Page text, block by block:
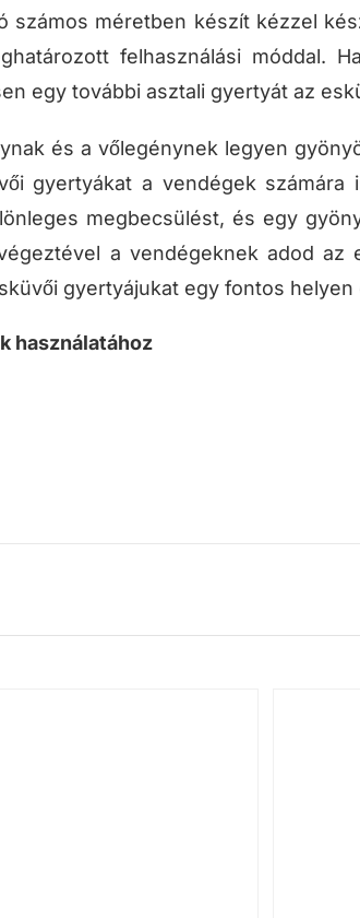
számos méretben készít kézzel
felhasználási móddal.
egy további asztali gyertyát az
és a vőlegénynek legyen
gyertyákat a vendégek
megbecsülést, és egy
a vendégeknek adod
gyertyájukat egy fontos
használatához